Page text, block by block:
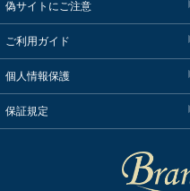
偽サイトにご注意
ご利用ガイド
個人情報保護
保証規定